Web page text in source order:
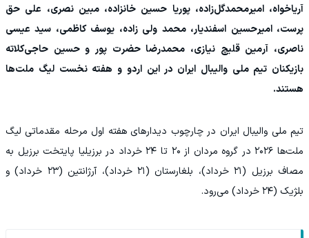
آریاخواه، امیرمحمدگل‌زاده، پوریا حسین خانزاده، مبین نصری، علی حق
پرست، امیرحسین اسفندیار، محمد ولی زاده، یوسف کاظمی، سید عیسی
ناصری، آرمین قلیچ نیازی، محمدرضا حضرت پور و حسین حاجی‌کلاته
بازیکنان تیم ملی والیبال ایران در این اردو و هفته نخست لیگ ملت‌ها
هستند.
تیم ملی والیبال ایران در چارچوب دیدارهای هفته اول مرحله مقدماتی لیگ
ملت‌ها ۲۰۲۶ در گروه مردان از ۲۰ تا ۲۴ خرداد در برزیلیا پایتخت برزیل به
مصاف برزیل (۲۱ خرداد)، بلغارستان (۲۱ خرداد)، آرژانتین (۲۳ خرداد) و
بلژیک (۲۴ خرداد) می‌رود.